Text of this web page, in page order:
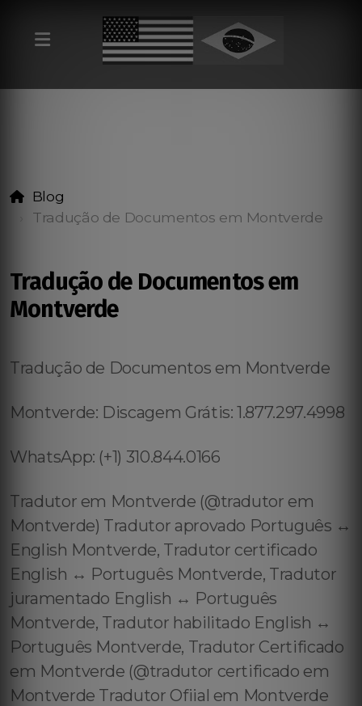
Blog
Tradução de Documentos em Montverde
Tradução de Documentos em
Montverde
Tradução de Documentos em Montverde
Montverde: Discagem Grátis: 1.877.297.4998
WhatsApp: (+1) 310.844.0166
Tradutor em Montverde (@tradutor em
Montverde) Tradutor aprovado Português ↔️
English Montverde, Tradutor certificado
English ↔️ Português Montverde, Tradutor
juramentado English ↔️ Português
Montverde, Tradutor habilitado English ↔️
Português Montverde, Tradutor Certificado
em Montverde (@tradutor certificado em
Montverde Tradutor Ofiial em Montverde